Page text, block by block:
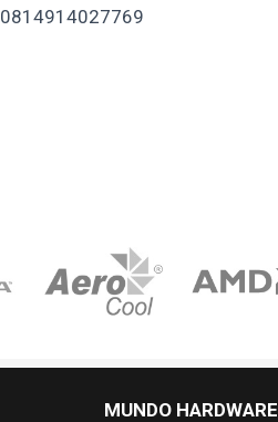
0814914027769
MUNDO HARDWARE